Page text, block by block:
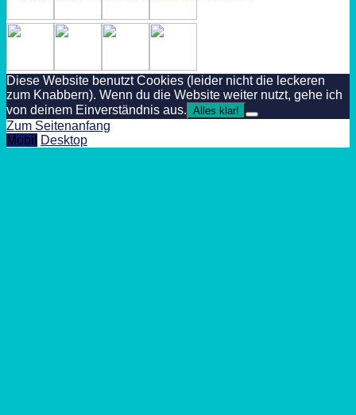
Diese Website benutzt Cookies (leider nicht die leckeren
zum Knabbern). Wenn du die Website weiter nutzt, gehe ich
von deinem Einverständnis aus. Alles klar!
Zum Seitenanfang
Mobil
Desktop